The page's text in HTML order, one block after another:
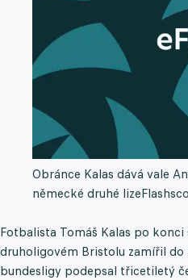
Obránce Kalas dává vale
německé druhé lize
Fotbalista Tomáš Kalas po
druholigovém Bristolu zamířil do
bundesligy podepsal třicetiletý